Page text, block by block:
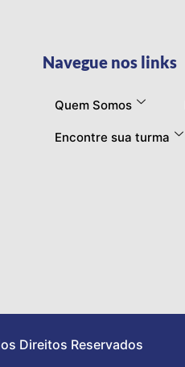
Navegue nos links
Quem Somos
Encontre sua turma
Direitos Reservados